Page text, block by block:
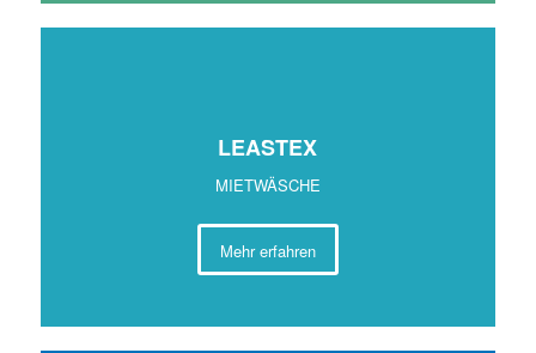
LEASTEX
MIETWÄSCHE
Mehr erfahren